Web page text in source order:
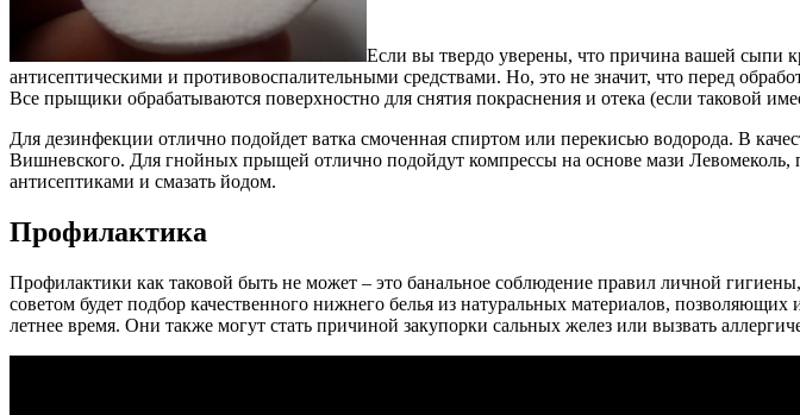
Если вы твердо уверены, что причина вашей сыпи
антисептическими и противовоспалительными средствами. Но, это не значит, что перед
Все прыщики обрабатываются поверхностно для снятия покраснения и отека (если таковой
Для дезинфекции отлично подойдет ватка смоченная спиртом или перекисью водорода. В
Вишневского. Для гнойных прыщей отлично подойдут компрессы на основе мази
антисептиками и смазать йодом.
Профилактика
Профилактики как таковой быть не может – это банальное соблюдение правил личной
советом будет подбор качественного нижнего белья из натуральных материалов,
летнее время. Они также могут стать причиной закупорки сальных желез или вызвать